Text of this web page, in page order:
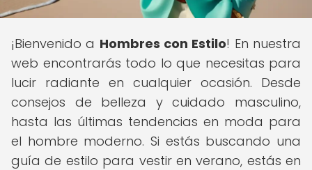
¡Bienvenido a Hombres con Estilo! En nuestra
web encontrarás todo lo que necesitas para
lucir radiante en cualquier ocasión. Desde
consejos de belleza y cuidado masculino,
hasta las últimas tendencias en moda para
el hombre moderno. Si estás buscando una
guía de estilo para vestir en verano, estás en